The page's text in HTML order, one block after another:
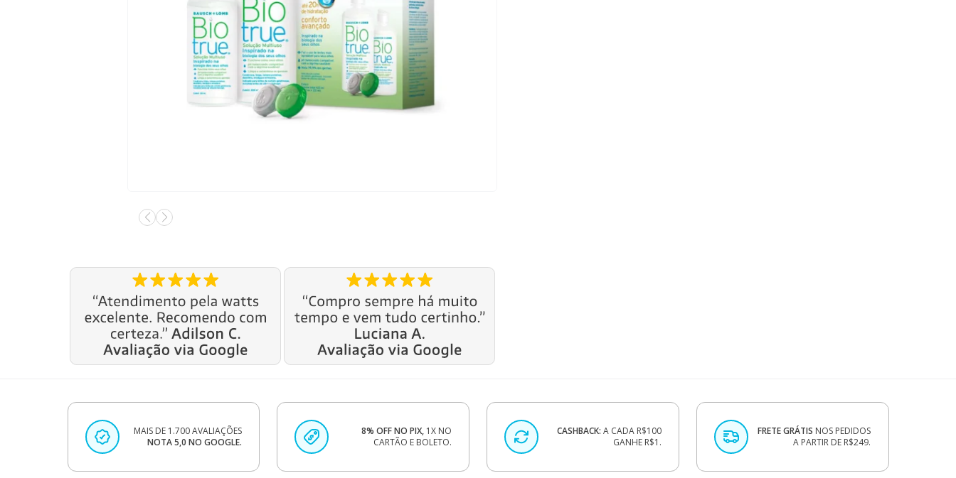
MAIS DE 1.700 AVALIAÇÕES
NOTA 5,0 NO GOOGLE.
8% OFF NO PIX, 1X NO
CARTÃO E BOLETO.
CASHBACK: A CADA R$100
GANHE R$1.
FRETE GRÁTIS NOS PEDIDOS
A PARTIR DE R$249.